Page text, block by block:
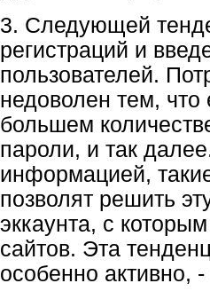
3. Следующей
регистраций и
пользователей.
недоволен тем, что
большем
пароли, и так
информацией,
позволят решить
эккаунта, с
сайтов. Эта
особенно активно,